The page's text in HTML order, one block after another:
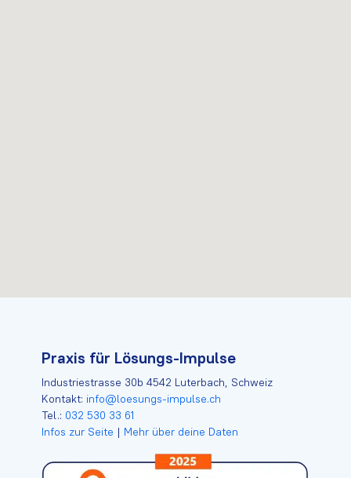
Praxis für Lösungs-Impulse
Industriestrasse 30b 4542 Luterbach, Schweiz
Kontakt: info@loesungs-impulse.ch
Tel.: 032 530 33 61
Infos zur Seite | Mehr über deine Daten